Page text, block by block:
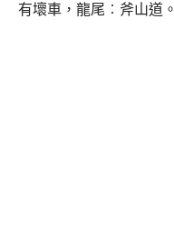
有壞車，龍尾︰斧山道。